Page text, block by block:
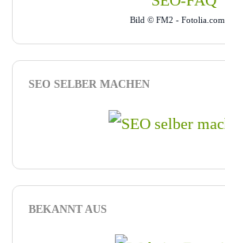
Bild © FM2 - Fotolia.com
SEO SELBER MACHEN
BEKANNT AUS